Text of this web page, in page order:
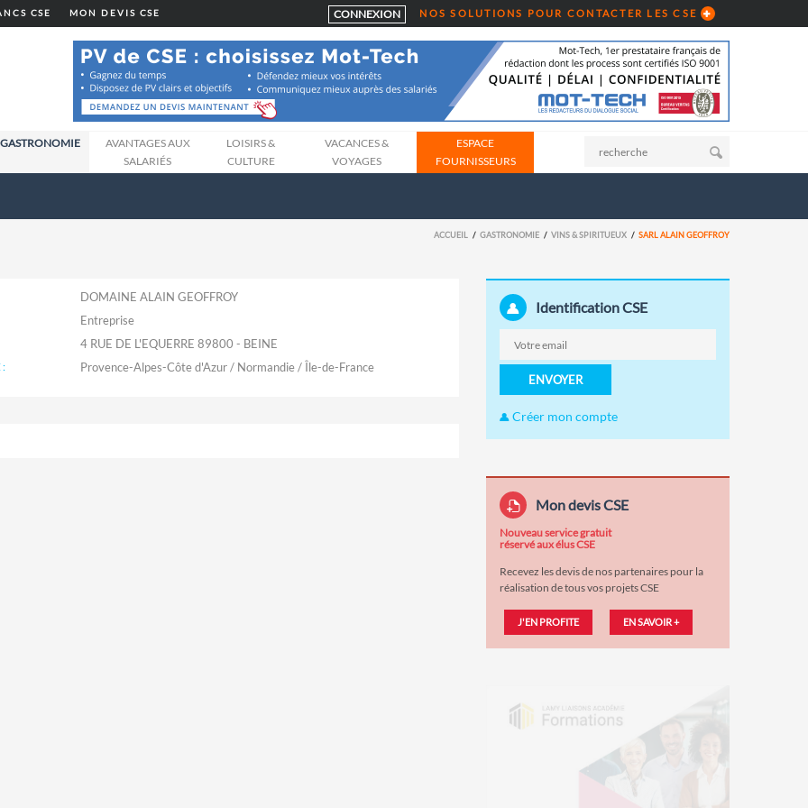
CSE MON DEVIS CSE CONNEXION NOS SOLUTIONS POUR CONTACTER LES CSE
GASTRONOMIE
AVANTAGES AUX
SALARIÉS
LOISIRS &
CULTURE
VACANCES &
VOYAGES
ESPACE
FOURNISSEURS
ACCUEIL GASTRONOMIE VINS & SPIRITUEUX SARL ALAIN GEOFFROY
DOMAINE ALAIN GEOFFROY
Entreprise
4 RUE DE L'EQUERRE 89800 - BEINE
: Provence-Alpes-Côte d'Azur / Normandie / Île-de-France
Identification CSE
ENVOYER
Créer mon compte
Mon devis CSE
Nouveau service gratuit
réservé aux élus CSE
Recevez les devis de nos partenaires pour la
réalisation de tous vos projets CSE
J'EN PROFITE EN SAVOIR +